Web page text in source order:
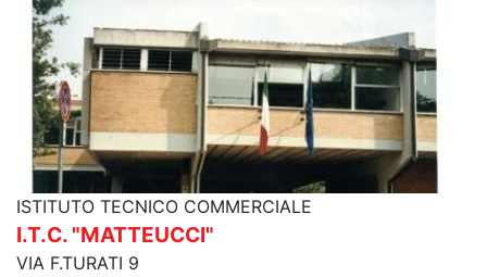
ISTITUTO TECNICO COMMERCIALE
I.T.C. "MATTEUCCI"
VIA F.TURATI 9